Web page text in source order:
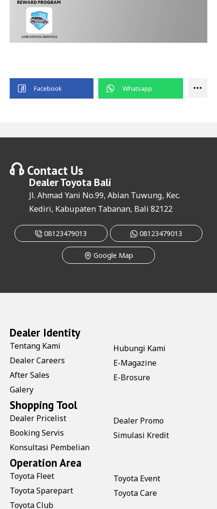
Contact Us
DealerToyota Bali
Jl. Ahmad Yani No.99, Abian Tuwung, Kec.
Kediri, Kabupaten Tabanan, Bali 82122
08123479013 08123479013
Google Map
Dealer Identity
Tentang Kami
Dealer Careers
After Sales
Galery
Hubungi Kami
E-Magazine
E-Brosure
Shopping Tool
Dealer Pricelist
Booking Servis
Konsultasi Pembelian
Dealer Promo
Simulasi Kredit
Operation Area
Toyota Fleet
Toyota Sparepart
Toyota Club
Toyota Event
Toyota Care